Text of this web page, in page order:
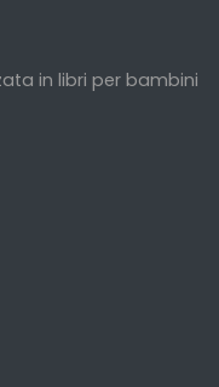
in libri per bambini